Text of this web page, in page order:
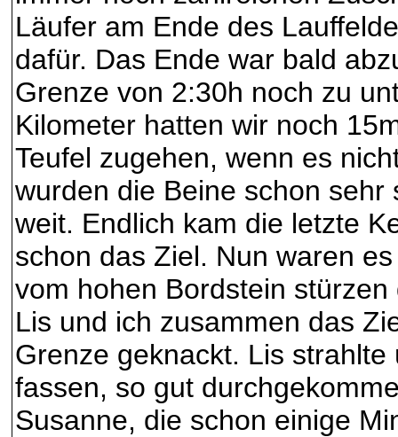
Läufer am Ende des
dafür. Das Ende war bald
Grenze von 2:30h noch zu
Kilometer hatten wir noch
Teufel zugehen, wenn es
wurden die Beine schon
weit. Endlich kam die letzte
schon das Ziel. Nun waren
vom hohen Bordstein
Lis und ich zusammen das
Grenze geknackt. Lis
fassen, so gut
Susanne, die schon einige